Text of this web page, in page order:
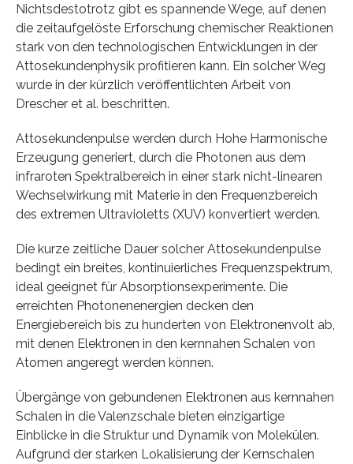
Nichtsdestotrotz gibt es spannende Wege, auf denen
die zeitaufgelöste Erforschung chemischer Reaktionen
stark von den technologischen Entwicklungen in der
Attosekundenphysik profitieren kann. Ein solcher Weg
wurde in der kürzlich veröffentlichten Arbeit von
Drescher et al. beschritten.
Attosekundenpulse werden durch Hohe Harmonische
Erzeugung generiert, durch die Photonen aus dem
infraroten Spektralbereich in einer stark nicht-linearen
Wechselwirkung mit Materie in den Frequenzbereich
des extremen Ultravioletts (XUV) konvertiert werden.
Die kurze zeitliche Dauer solcher Attosekundenpulse
bedingt ein breites, kontinuierliches Frequenzspektrum,
ideal geeignet für Absorptionsexperimente. Die
erreichten Photonenenergien decken den
Energiebereich bis zu hunderten von Elektronenvolt ab,
mit denen Elektronen in den kernnahen Schalen von
Atomen angeregt werden können.
Übergänge von gebundenen Elektronen aus kernnahen
Schalen in die Valenzschale bieten einzigartige
Einblicke in die Struktur und Dynamik von Molekülen.
Aufgrund der starken Lokalisierung der Kernschalen